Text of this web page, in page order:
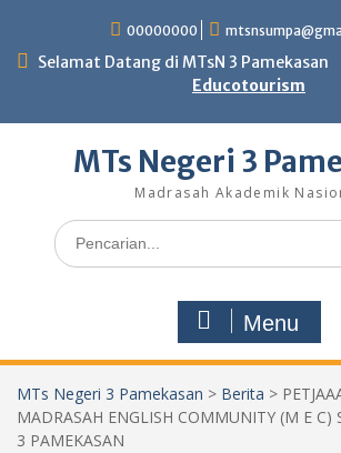
content
00000000
Selamat Datang di MTsN 3 Pamekasan
Educotourism
MTs Negeri 3
Madrasah Akademik
Search
for:
Menu
MTs Negeri 3 Pamekasan > Berita >
MADRASAH ENGLISH COMMUNITY (M E C)
3 PAMEKASAN